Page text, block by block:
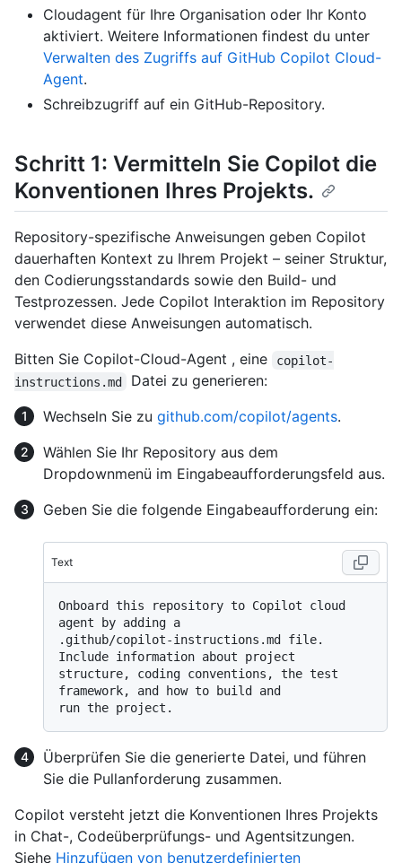
Cloudagent für Ihre Organisation oder Ihr Konto
aktiviert. Weitere Informationen findest du unter
Verwalten des Zugriffs auf GitHub Copilot Cloud-
Agent.
Schreibzugriff auf ein GitHub-Repository.
Schritt 1: Vermitteln Sie Copilot die
Konventionen Ihres Projekts.
Repository-spezifische Anweisungen geben Copilot
dauerhaften Kontext zu Ihrem Projekt – seiner Struktur,
den Codierungsstandards sowie den Build- und
Testprozessen. Jede Copilot Interaktion im Repository
verwendet diese Anweisungen automatisch.
Bitten Sie Copilot-Cloud-Agent , eine
copilot-
instructions.md
Datei zu generieren:
Wechseln Sie zu github.com/copilot/agents.
Wählen Sie Ihr Repository aus dem
Dropdownmenü im Eingabeaufforderungsfeld aus.
Geben Sie die folgende Eingabeaufforderung ein:
Text
Onboard this repository to Copilot cloud
agent by adding a
.github/copilot-instructions.md file.
Include information about project
structure, coding conventions, the test
framework, and how to build and
Überprüfen Sie die generierte Datei, und führen
Sie die Pullanforderung zusammen.
Copilot versteht jetzt die Konventionen Ihres Projekts
in Chat-, Codeüberprüfungs- und Agentsitzungen.
Siehe Hinzufügen von benutzerdefinierten